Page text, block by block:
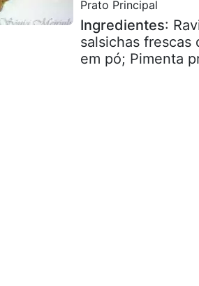
Prato Principal
Ingredientes:
salsichas
em pó; Pimenta